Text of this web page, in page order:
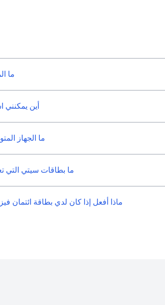
ما
أين
ما الجهاز
ما بطاقات سيتي التي
ماذا أفعل إذا كان لدي بطاقة ائتمان